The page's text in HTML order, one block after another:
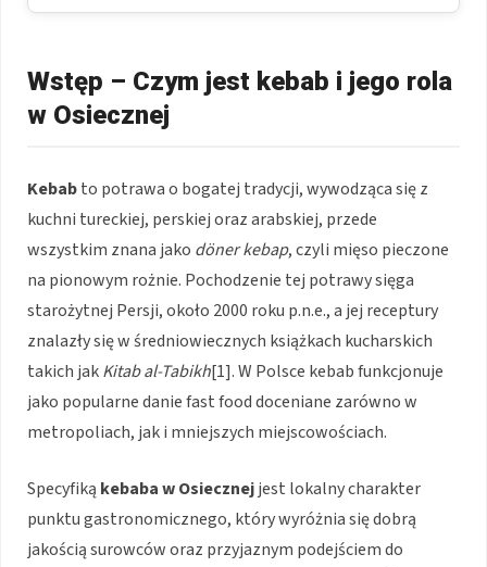
Wstęp – Czym jest kebab i jego rola
w Osiecznej
Kebabto potrawa o bogatej tradycji, wywodząca się z
kuchni tureckiej, perskiej oraz arabskiej, przede
wszystkim znana jako döner kebap, czyli mięso pieczone
na pionowym rożnie. Pochodzenie tej potrawy sięga
starożytnej Persji, około 2000 roku p.n.e., a jej receptury
znalazły się w średniowiecznych książkach kucharskich
takich jakKitab al-Tabikh[1]. W Polsce kebab funkcjonuje
jako popularne danie fast food doceniane zarówno w
metropoliach, jak i mniejszych miejscowościach.
Specyfiką kebaba w Osiecznejjest lokalny charakter
punktu gastronomicznego, który wyróżnia się dobrą
jakością surowców oraz przyjaznym podejściem do